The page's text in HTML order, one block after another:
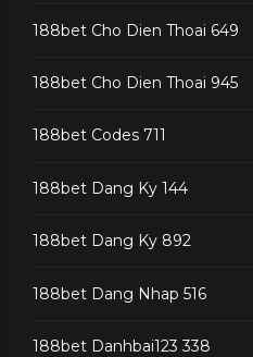
188bet Cho Dien Thoai 649
188bet Cho Dien Thoai 945
188bet Codes 711
188bet Dang Ky 144
188bet Dang Ky 892
188bet Dang Nhap 516
188bet Danhbai123 338